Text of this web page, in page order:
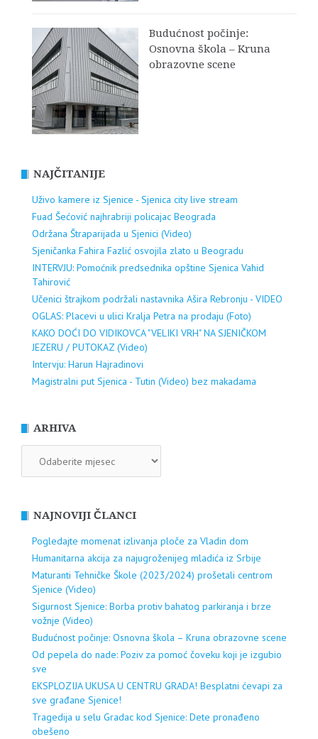
Budućnost počinje:
Osnovna škola – Kruna
obrazovne scene
NAJČITANIJE
Uživo kamere iz Sjenice - Sjenica city live stream
Fuad Šećović najhrabriji policajac Beograda
Održana Štraparijada u Sjenici (Video)
Sjeničanka Fahira Fazlić osvojila zlato u Beogradu
INTERVJU: Pomoćnik predsednika opštine Sjenica Vahid
Tahirović
Učenici štrajkom podržali nastavnika Ašira Rebronju - VIDEO
OGLAS: Placevi u ulici Kralja Petra na prodaju (Foto)
KAKO DOĆI DO VIDIKOVCA "VELIKI VRH" NA SJENIČKOM
JEZERU / PUTOKAZ (Video)
Intervju: Harun Hajradinovi
Magistralni put Sjenica - Tutin (Video) bez makadama
ARHIVA
NAJNOVIJI ČLANCI
Pogledajte momenat izlivanja ploče za Vladin dom
Humanitarna akcija za najugroženijeg mladića iz Srbije
Maturanti Tehničke Škole (2023/2024) prošetali centrom
Sjenice (Video)
Sigurnost Sjenice: Borba protiv bahatog parkiranja i brze
vožnje (Video)
Budućnost počinje: Osnovna škola – Kruna obrazovne scene
Od pepela do nade: Poziv za pomoć čoveku koji je izgubio
sve
EKSPLOZIJA UKUSA U CENTRU GRADA! Besplatni ćevapi za
sve građane Sjenice!
Tragedija u selu Gradac kod Sjenice: Dete pronađeno
obešeno